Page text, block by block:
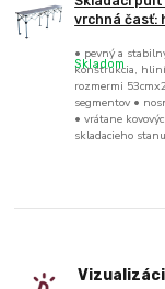
vrchná časť:
• pevný a
konštrukcia,
rozmermi
segmentov •
• vrátane
skladacieho stanu
Skladom